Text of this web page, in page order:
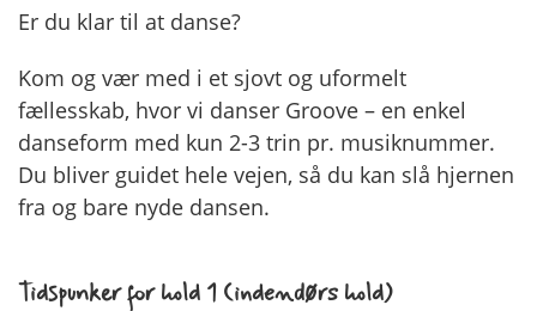
Er du klar til at danse?
Kom og vær med i et sjovt og uformelt
fællesskab, hvor vi danser Groove – en enkel
danseform med kun 2-3 trin pr. musiknummer.
Du bliver guidet hele vejen, så du kan slå hjernen
fra og bare nyde dansen.
Tidspunker for hold 1 (indendørs hold)